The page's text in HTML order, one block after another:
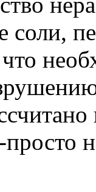
соли,